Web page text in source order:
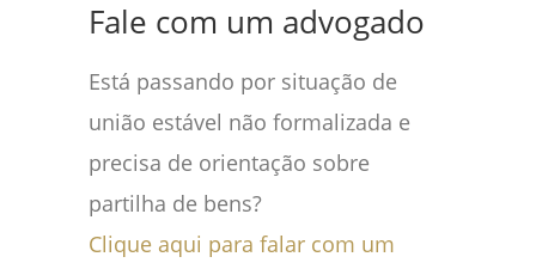
Fale com um advogado
Está passando por situação de
união estável não formalizada e
precisa de orientação sobre
partilha de bens?
Clique aqui para falar com um